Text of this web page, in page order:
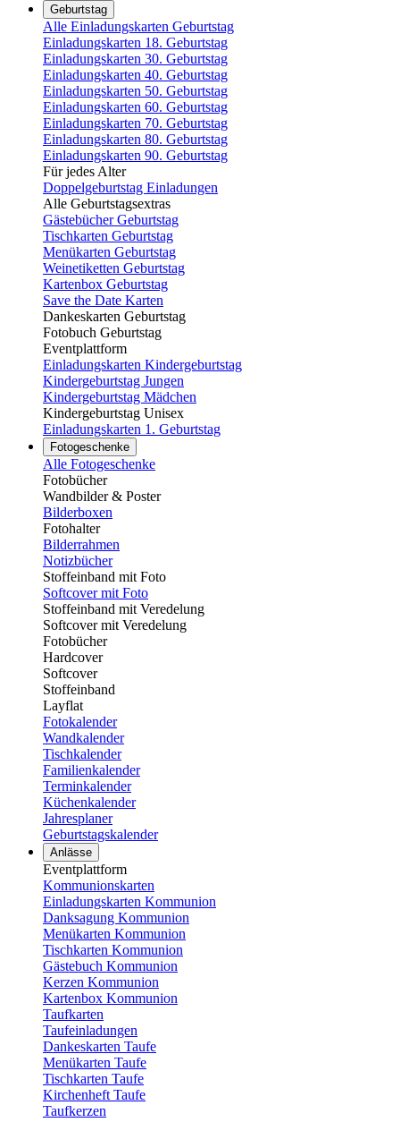
Geburtstag
Alle Einladungskarten Geburtstag
Einladungskarten 18. Geburtstag
Einladungskarten 30. Geburtstag
Einladungskarten 40. Geburtstag
Einladungskarten 50. Geburtstag
Einladungskarten 60. Geburtstag
Einladungskarten 70. Geburtstag
Einladungskarten 80. Geburtstag
Einladungskarten 90. Geburtstag
Für jedes Alter
Doppelgeburtstag Einladungen
Alle Geburtstagsextras
Gästebücher Geburtstag
Tischkarten Geburtstag
Menükarten Geburtstag
Weinetiketten Geburtstag
Kartenbox Geburtstag
Save the Date Karten
Dankeskarten Geburtstag
Fotobuch Geburtstag
Eventplattform
Einladungskarten Kindergeburtstag
Kindergeburtstag Jungen
Kindergeburtstag Mädchen
Kindergeburtstag Unisex
Einladungskarten 1. Geburtstag
Fotogeschenke
Alle Fotogeschenke
Fotobücher
Wandbilder & Poster
Bilderboxen
Fotohalter
Bilderrahmen
Notizbücher
Stoffeinband mit Foto
Softcover mit Foto
Stoffeinband mit Veredelung
Softcover mit Veredelung
Fotobücher
Hardcover
Softcover
Stoffeinband
Layflat
Fotokalender
Wandkalender
Tischkalender
Familienkalender
Terminkalender
Küchenkalender
Jahresplaner
Geburtstagskalender
Anlässe
Eventplattform
Kommunionskarten
Einladungskarten Kommunion
Danksagung Kommunion
Menükarten Kommunion
Tischkarten Kommunion
Gästebuch Kommunion
Kerzen Kommunion
Kartenbox Kommunion
Taufkarten
Taufeinladungen
Dankeskarten Taufe
Menükarten Taufe
Tischkarten Taufe
Kirchenheft Taufe
Taufkerzen